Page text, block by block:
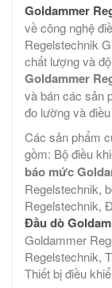
Goldammer
về công nghệ
Regelstechnik
chất lượng và
Goldammer
và bán các sản
đo lường và
Các sản phẩm
gồm: Bộ điều
báo mức
Regelstechnik,
Regelstechnik,
Đầu dò
Goldammer
Regelstechnik,
Thiết bị điều